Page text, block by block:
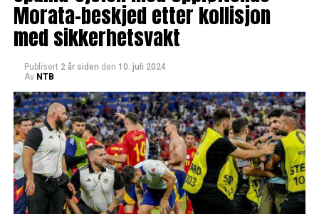
Morata-beskjed etter kollisjon
med sikkerhetsvakt
Publisert 2 år siden den 10. juli 2024
Av NTB